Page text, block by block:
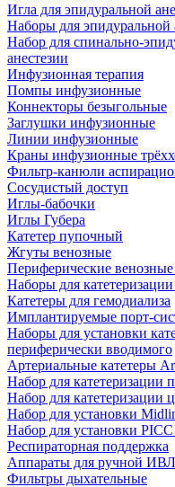
Игла для эпидуральной
Наборы для эпидуральной
Набор для спинально-
анестезии
Инфузионная терапия
Помпы инфузионные
Коннекторы безыгольные
Заглушки инфузионные
Линии инфузионные
Краны инфузионные
Фильтр-канюли
Сосудистый доступ
Иглы-бабочки
Иглы Губера
Катетер пупочный
Жгуты венозные
Периферические венозные
Наборы для
Катетеры для гемодиализа
Имплантируемые
Наборы для установки
периферически вводимого
Артериальные катетеры
Набор для катетеризации
Набор для катетеризации
Набор для установки
Набор для установки PICC
Респираторная поддержка
Аппараты для ручной ИВЛ
Фильтры дыхательные